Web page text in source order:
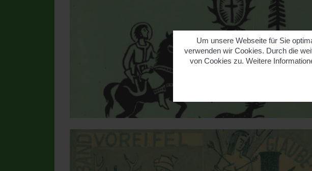
Um unsere Webseite für Sie
verwenden wir Cookies. Durch die
von Cookies zu. Weitere